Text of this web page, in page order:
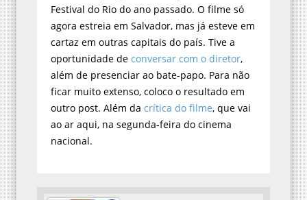
Festival do Rio do ano passado. O filme só
agora estreia em Salvador, mas já esteve em
cartaz em outras capitais do país. Tive a
oportunidade de conversar com o diretor,
além de presenciar ao bate-papo. Para não
ficar muito extenso, coloco o resultado em
outro post. Além da crítica do filme, que vai
ao ar aqui, na segunda-feira do cinema
nacional.